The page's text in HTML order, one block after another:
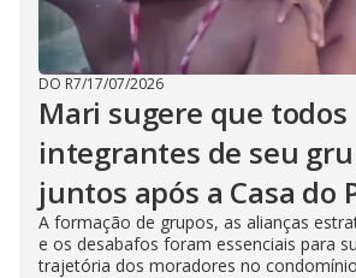
DO R7/17/07/2026
Mari sugere que todos
integrantes de seu
juntos após a Casa do
A formação de grupos, as alianças
e os desabafos foram essenciais para
trajetória dos moradores no condomínio